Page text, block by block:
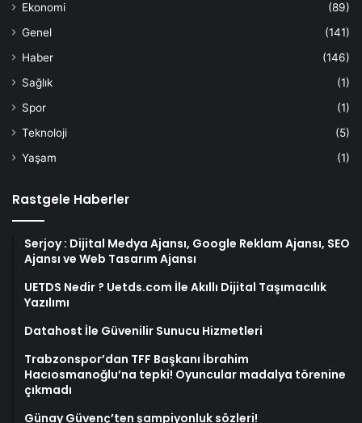
Ekonomi
(89)
Genel
(141)
Haber
(146)
Sağlık
(1)
Spor
(1)
Teknoloji
(5)
Yaşam
(1)
Rastgele Haberler
Serjoy : Dijital Medya Ajansı, Google Reklam Ajansı, SEO
Ajansı ve Web Tasarım Ajansı
UETDS Nedir ? Uetds.com İle Akıllı Dijital Taşımacılık
Yazılımı
Datahost İle Güvenilir Sunucu Hizmetleri
Trabzonspor’dan TFF Başkanı İbrahim
Hacıosmanoğlu’na tepki! Oyuncular madalya törenine
çıkmadı
Günay Güvenç’ten şampiyonluk sözleri!